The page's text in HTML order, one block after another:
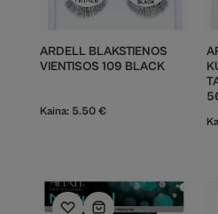
ARDELL BLAKSTIENOS
VIENTISOS 109 BLACK
Kaina: 5.50 €